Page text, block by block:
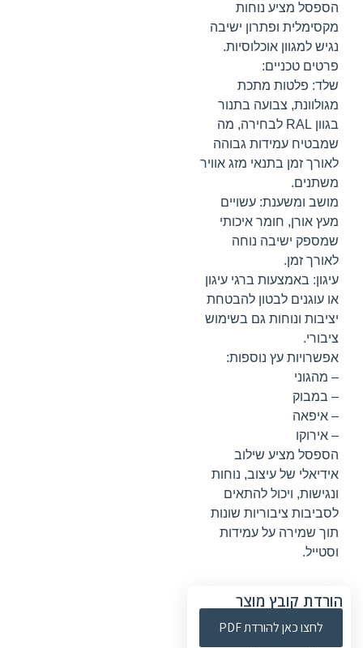
הספסל מציע נוחות
מקסימלית ופתרון ישיבה
נגיש למגוון אוכלוסיות.
פרטים טכניים:
שלד: פלטות מתכת
מגולוונת, צבועה בתנור
בגוון RAL לבחירה, מה
שמבטיח עמידות גבוהה
לאורך זמן בתנאי מזג אוויר
משתנים.
מושב ומשענת: עשויים
מעץ אורן, חומר איכותי
שמספק ישיבה נוחה
לאורך זמן.
עיגון: באמצעות ברגי עיגון
או עוגנים לבטון להבטחת
יציבות ונוחות גם בשימוש
ציבורי.
אפשרויות עץ נוספות:
– מהגוני
– במבוק
– איפאה
– אירוקו
הספסל מציע שילוב
אידיאלי של עיצוב, נוחות
ונגישות, ויכול להתאים
לסביבות ציבוריות שונות
תוך שמירה על עמידות
וסטייל.
הורדת קובץ מוצר
לחצו כאן להורדת PDF